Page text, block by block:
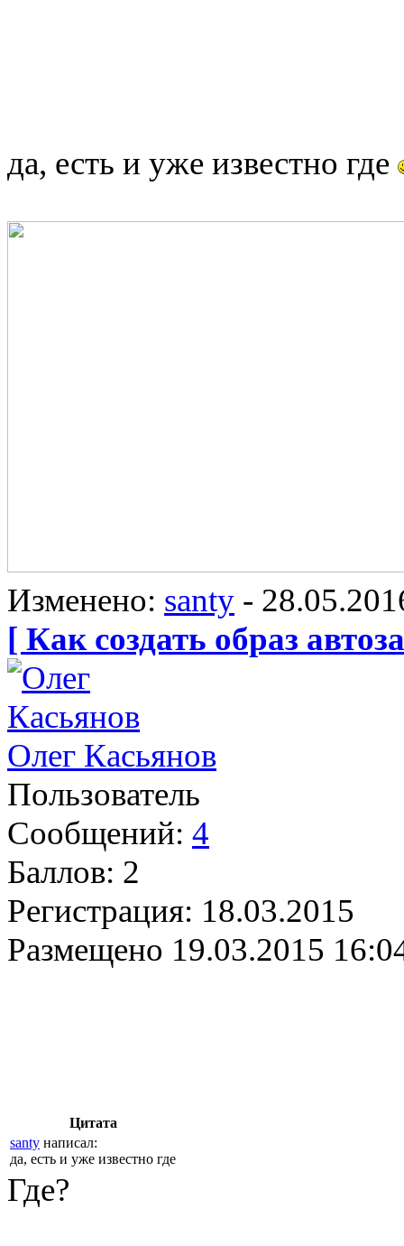
да, есть и уже известно где
Изменено: santy -
[ Как создать образ
Олег Касьянов
Пользователь
Сообщений: 4
Баллов: 2
Регистрация: 18.03.2015
Размещено 19.03.2015
Цитата
santy написал:
да, есть и уже известно где
Где?